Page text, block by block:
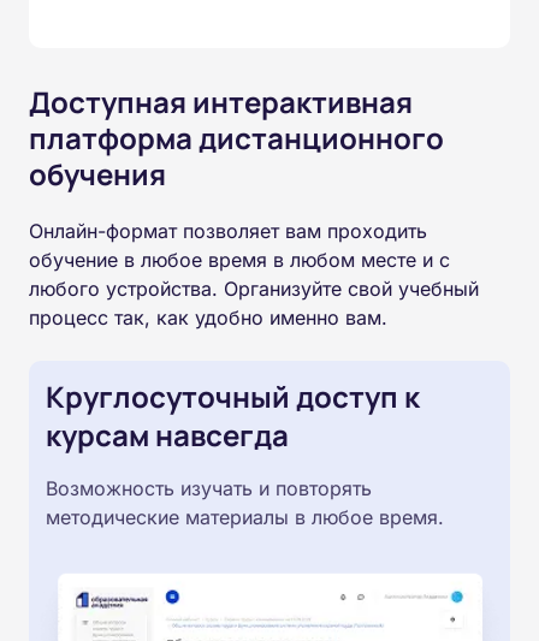
Доступная интерактивная
платформа дистанционного
обучения
Онлайн-формат позволяет вам проходить
обучение в любое время в любом месте и с
любого устройства. Организуйте свой учебный
процесс так, как удобно именно вам.
Круглосуточный доступ к
курсам навсегда
Возможность изучать и повторять
методические материалы в любое время.